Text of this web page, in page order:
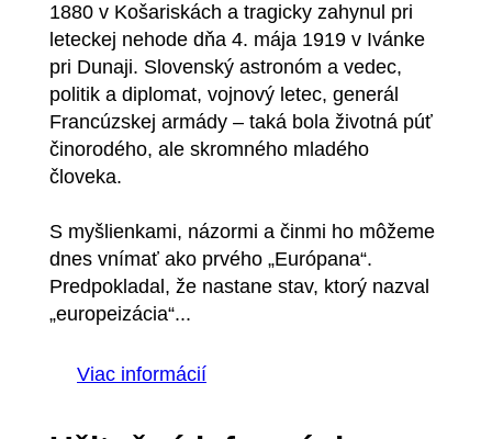
1880 v Košariskách a tragicky zahynul pri
leteckej nehode dňa 4. mája 1919 v Ivánke
pri Dunaji. Slovenský astronóm a vedec,
politik a diplomat, vojnový letec, generál
Francúzskej armády – taká bola životná púť
činorodého, ale skromného mladého
človeka.
S myšlienkami, názormi a činmi ho môžeme
dnes vnímať ako prvého „Európana“.
Predpokladal, že nastane stav, ktorý nazval
„europeizácia“...
Viac informácií